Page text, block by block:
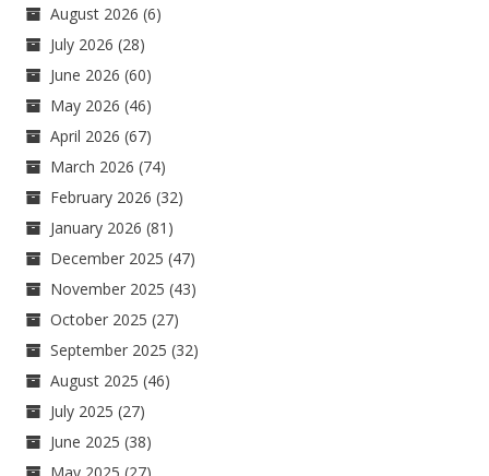
August 2026 (6)
July 2026 (28)
June 2026 (60)
May 2026 (46)
April 2026 (67)
March 2026 (74)
February 2026 (32)
January 2026 (81)
December 2025 (47)
November 2025 (43)
October 2025 (27)
September 2025 (32)
August 2025 (46)
July 2025 (27)
June 2025 (38)